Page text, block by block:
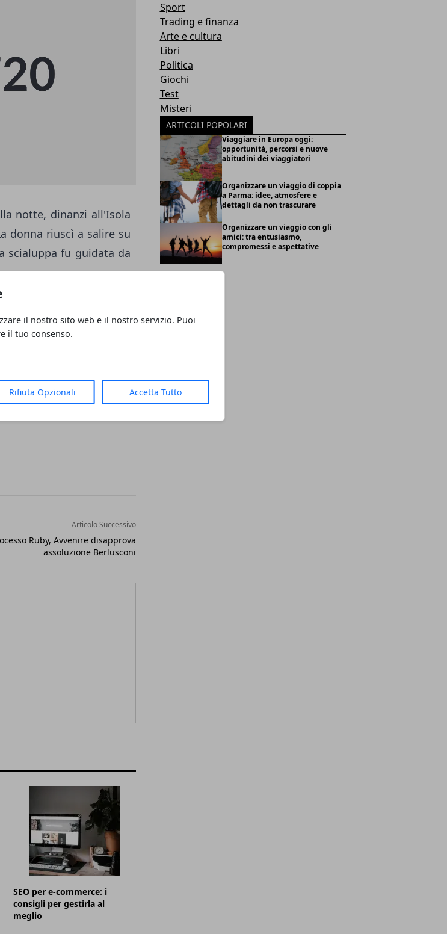
il nostro sito web e il nostro servizio. Puoi
il tuo consenso.
Rifiuta Opzionali Accetta Tutto
notte, dinanzi all'Isola
donna riuscì a salire su
scialuppa fu guidata da
fosse proprio
dipendente comunale,
Nicla. Auguri!
Articolo Successivo
Ruby, Avvenire disapprova
assoluzione Berlusconi
SEO per e-commerce: i
consigli per gestirla al
meglio
Sport
Trading e finanza
Arte e cultura
Libri
Politica
Giochi
Test
Misteri
ARTICOLI POPOLARI
Viaggiare in Europa oggi:
opportunità, percorsi e nuove
abitudini dei viaggiatori
Organizzare un viaggio di coppia
a Parma: idee, atmosfere e
dettagli da non trascurare
Organizzare un viaggio con gli
amici: tra entusiasmo,
compromessi e aspettative